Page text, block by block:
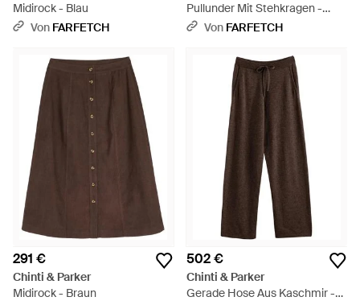
Midirock - Blau
Von FARFETCH
Pullunder Mit Stehkragen -
Natur
Von FARFETCH
291 €
Chinti & Parker
Midirock - Braun
502 €
Chinti & Parker
Gerade Hose Aus Kaschmir -